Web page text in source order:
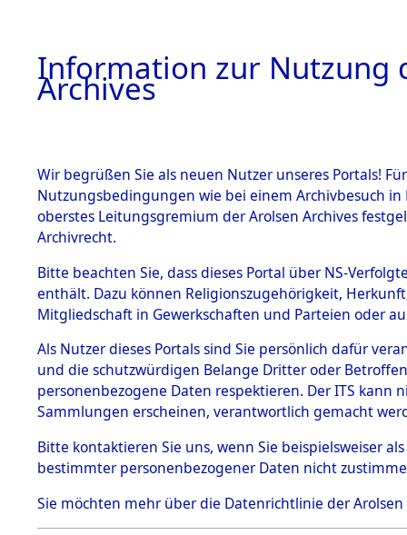
BESTÄNDE
1.
mente
5. Verschiedenes
5.3
Todesmärsche
5.3.1 Alliierte
Erhebungen
zu
Todesmärsch
en
5.3.2
der
0035
Information zur Nutzung
Archives
Wir begrüßen Sie als neuen Nutzer unseres Portals!
Nutzungsbedingungen wie bei einem Archivbesuch
oberstes Leitungsgremium der Arolsen Archives
Archivrecht.
Bitte beachten Sie, dass dieses Portal über NS-
enthält. Dazu können Religionszugehörigkeit,
Mitgliedschaft in Gewerkschaften und Parteien oder
Als Nutzer dieses Portals sind Sie persönlich dafür
und die schutzwürdigen Belange Dritter oder
personenbezogene Daten respektieren. Der ITS
Sammlungen erscheinen, verantwortlich gemacht
Bitte kontaktieren Sie uns, wenn Sie beispielsweiser
bestimmter personenbezogener Daten nicht
Sie möchten mehr über die Datenrichtlinie der Arolsen